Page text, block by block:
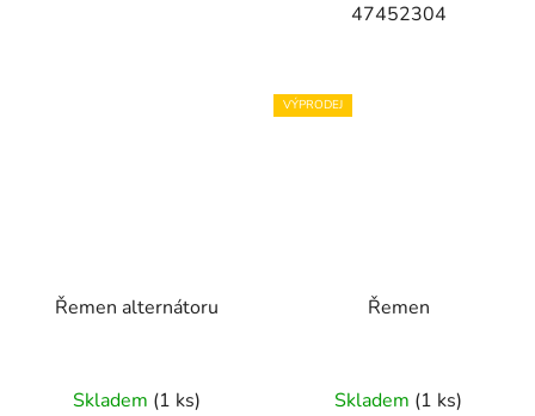
47452304
Řemen alternátoru
Skladem (1 ks)
VÝPRODEJ
Řemen
Skladem (1 ks)